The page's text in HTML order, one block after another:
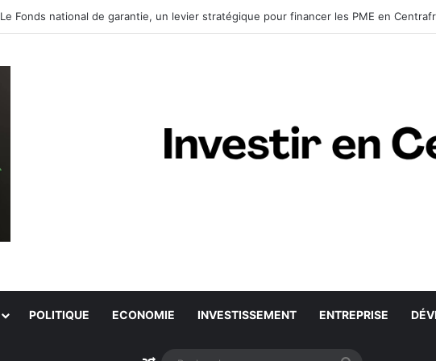
Le Fonds national de garantie, un levier stratégique pour financer les PME en
POLITIQUE ECONOMIE INVESTISSEMENT ENTREPRISE